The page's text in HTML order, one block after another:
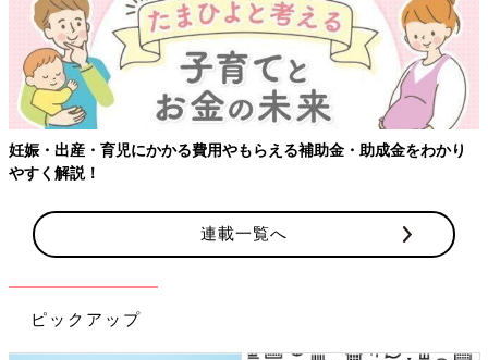
助成金をわかり 【ワクチン接種できるものも】妊婦の感染症対
連載一覧へ
ピックアップ